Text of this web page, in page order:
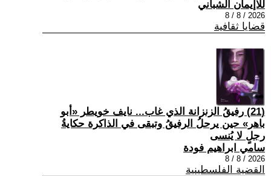
للاإيمان الشباني
2026 / 8 / 8
قضايا ثقافية
(21) رفيقُ الزنزانة الذي غاب... نايف خويطر «أبو
باهر» حين يرحلُ الرفيقُ وتبقى في الذاكرة حكايةُ
رجلٍ لا يُنسى
سامي ابراهيم فودة
2026 / 8 / 8
القضية الفلسطينية